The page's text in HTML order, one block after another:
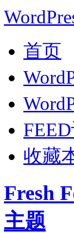
首页
收藏
Fresh
主题